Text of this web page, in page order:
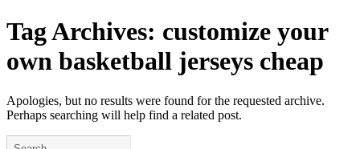
Tag Archives: customize your
own basketball jerseys cheap
Apologies, but no results were found for the requested archive.
Perhaps searching will help find a related post.